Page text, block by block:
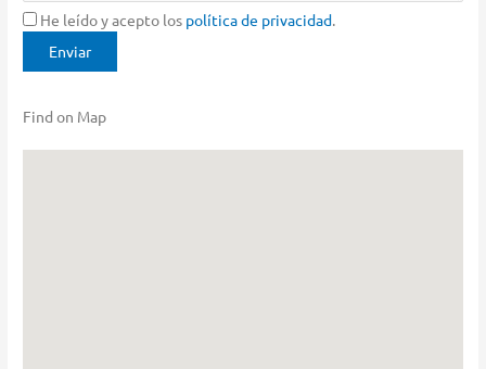
He leído y acepto los política de privacidad.
Find on Map